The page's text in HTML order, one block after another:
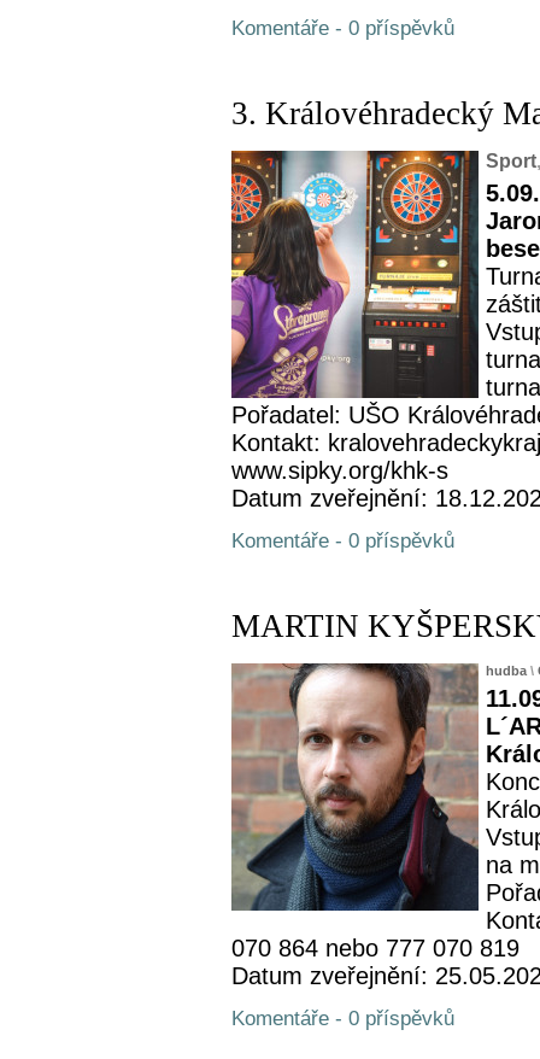
Komentáře - 0 příspěvků
3. Královéhradecký
Sport
Pořadatel: UŠO
Kontakt:
www.sipky.org/khk-s
Datum zveřejnění:
Komentáře - 0 příspěvků
MARTIN
hudba \
na
070 864 nebo 777 070 819
Datum zveřejnění:
Komentáře - 0 příspěvků